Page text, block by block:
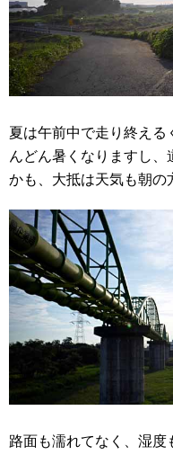
夏は午前中で走り終え
んどん暑くなりますし
かも、大抵は天気も朝の
路面も濡れてなく、湿度